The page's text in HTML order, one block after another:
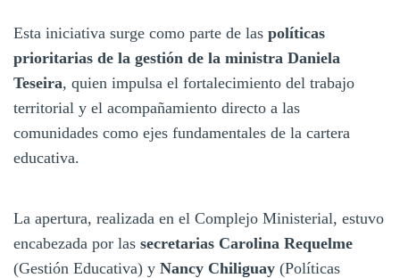
Esta iniciativa surge como parte de las políticas
prioritarias de la gestión de la ministra Daniela
Teseira, quien impulsa el fortalecimiento del trabajo
territorial y el acompañamiento directo a las
comunidades como ejes fundamentales de la cartera
educativa.
La apertura, realizada en el Complejo Ministerial, estuvo
encabezada por las secretarias Carolina Requelme
(Gestión Educativa) y Nancy Chiliguay (Políticas